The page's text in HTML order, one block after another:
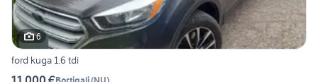
6
ford kuga 1.6 tdi